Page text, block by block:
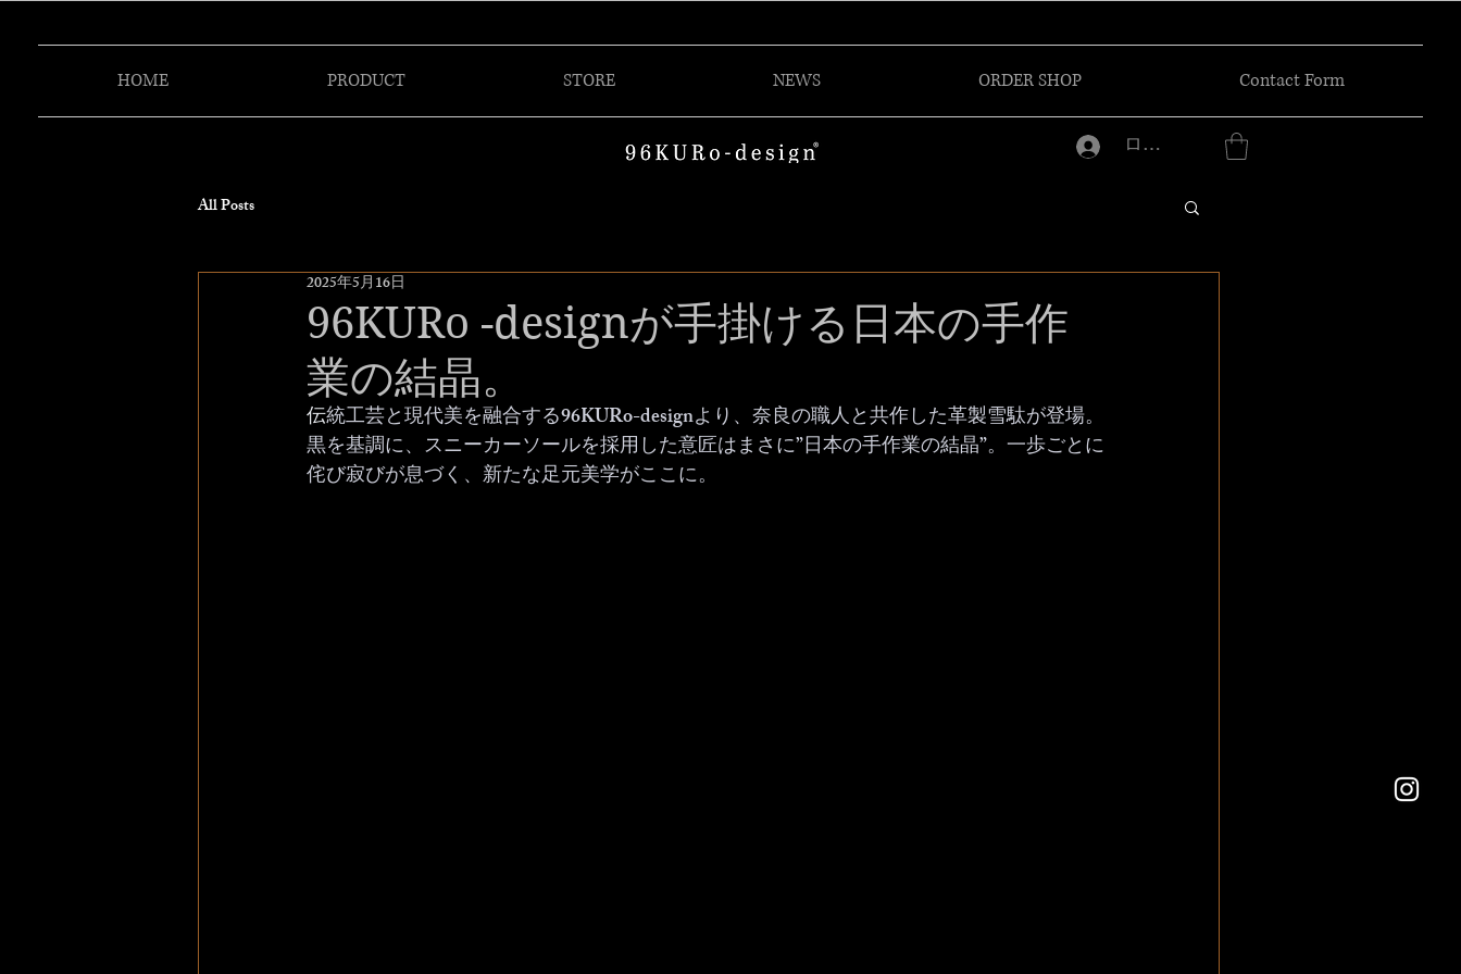
HOME PRODUCT STORE NEWS ORDER SHOP Contact Form
ログイン
All Posts
96KURo -designが手掛ける日本の手作
業の結晶。
2025年5月16日
伝統工芸と現代美を融合する96KURo-designより、奈良の職人と共作した革製雪駄が登場。
黒を基調に、スニーカーソールを採用した意匠はまさに”日本の手作業の結晶”。一歩ごとに
侘び寂びが息づく、新たな足元美学がここに。